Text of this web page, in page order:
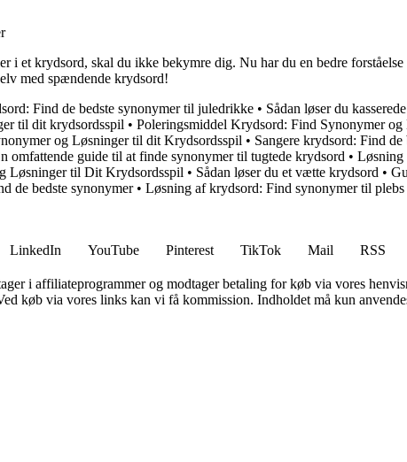
i et krydsord, skal du ikke bekymre dig. Nu har du en bedre
med spændende krydsord!
Find de bedste synonymer til juledrikke • Sådan løser du
til dit krydsordsspil • Poleringsmiddel Krydsord: Find Synonymer og
og Løsninger til dit Krydsordsspil • Sangere krydsord: Find
omfattende guide til at finde synonymer til tugtede krydsord • Løsning
Løsninger til Dit Krydsordsspil • Sådan løser du et vætte krydsord •
de bedste synonymer• Løsning af krydsord: Find synonymer til plebs
LinkedIn YouTube Pinterest TikTok Mail
RSS
i affiliateprogrammer og modtager betaling for køb via vores
køb via vores links kan vi få kommission. Indholdet må kun